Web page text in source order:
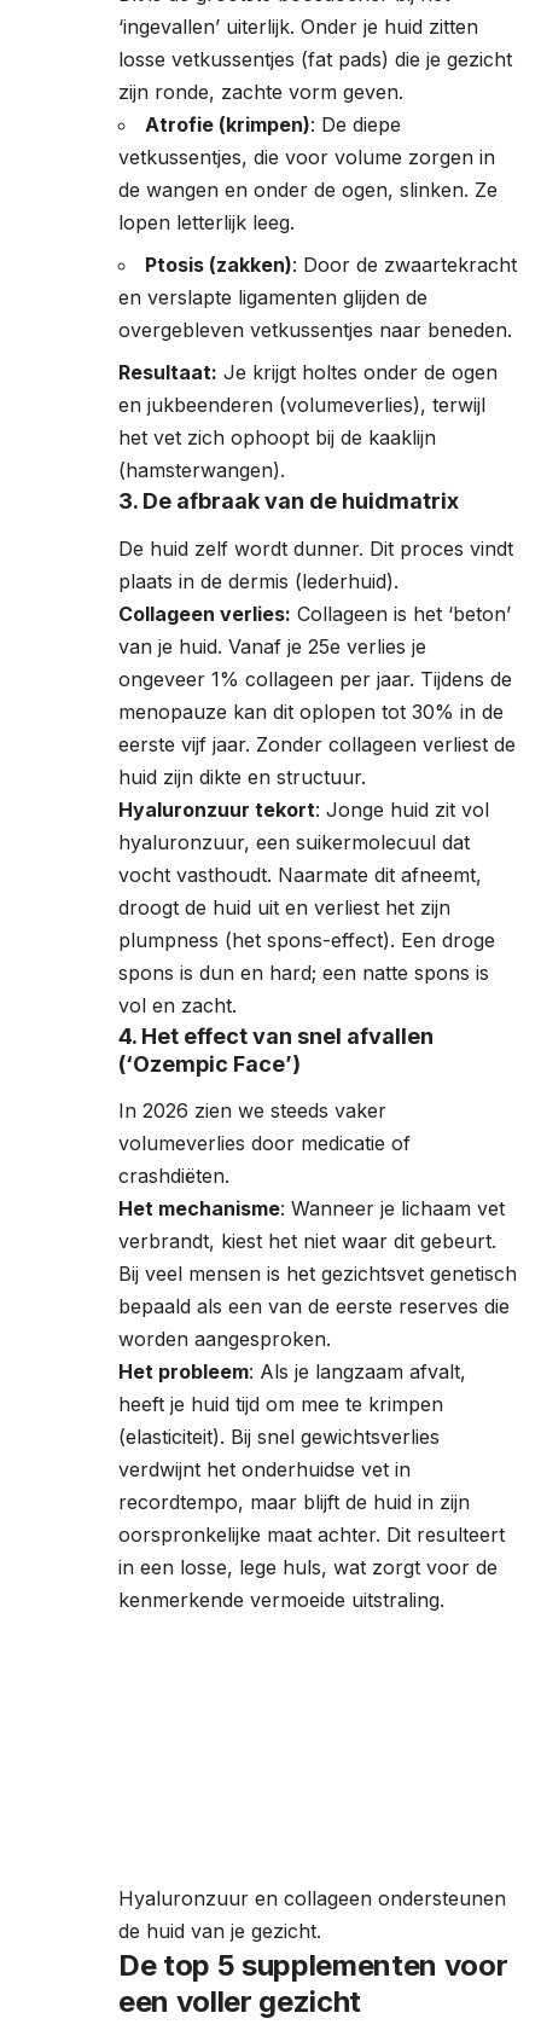
‘ingevallen’ uiterlijk. Onder je huid zitten
losse vetkussentjes (fat pads) die je gezicht
zijn ronde, zachte vorm geven.
Atrofie (krimpen): De diepe
vetkussentjes, die voor volume zorgen in
de wangen en onder de ogen, slinken. Ze
lopen letterlijk leeg.
Ptosis (zakken): Door de zwaartekracht
en verslapte ligamenten glijden de
overgebleven vetkussentjes naar beneden.
Resultaat: Je krijgt holtes onder de ogen
en jukbeenderen (volumeverlies), terwijl
het vet zich ophoopt bij de kaaklijn
(hamsterwangen).
3. De afbraak van de huidmatrix
De huid zelf wordt dunner. Dit proces vindt
plaats in de dermis (lederhuid).
Collageen verlies: Collageen is het ‘beton’
van je huid. Vanaf je 25e verlies je
ongeveer 1% collageen per jaar. Tijdens de
menopauze kan dit oplopen tot 30% in de
eerste vijf jaar. Zonder collageen verliest de
huid zijn dikte en structuur.
Hyaluronzuur tekort: Jonge huid zit vol
hyaluronzuur, een suikermolecuul dat
vocht vasthoudt. Naarmate dit afneemt,
droogt de huid uit en verliest het zijn
plumpness (het spons-effect). Een droge
spons is dun en hard; een natte spons is
vol en zacht.
4. Het effect van snel afvallen
(‘Ozempic Face’)
In 2026 zien we steeds vaker
volumeverlies door medicatie of
crashdiëten.
Het mechanisme: Wanneer je lichaam vet
verbrandt, kiest het niet waar dit gebeurt.
Bij veel mensen is het gezichtsvet genetisch
bepaald als een van de eerste reserves die
worden aangesproken.
Het probleem: Als je langzaam afvalt,
heeft je huid tijd om mee te krimpen
(elasticiteit). Bij snel gewichtsverlies
verdwijnt het onderhuidse vet in
recordtempo, maar blijft de huid in zijn
oorspronkelijke maat achter. Dit resulteert
in een losse, lege huls, wat zorgt voor de
kenmerkende vermoeide uitstraling.
Hyaluronzuur en collageen ondersteunen
de huid van je gezicht.
De top 5 supplementen voor
een voller gezicht